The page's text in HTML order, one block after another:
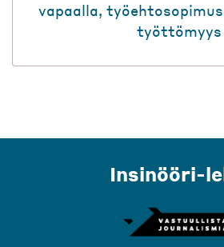
vapaalla, työehtosopimus
työttömyys
Insinööri-